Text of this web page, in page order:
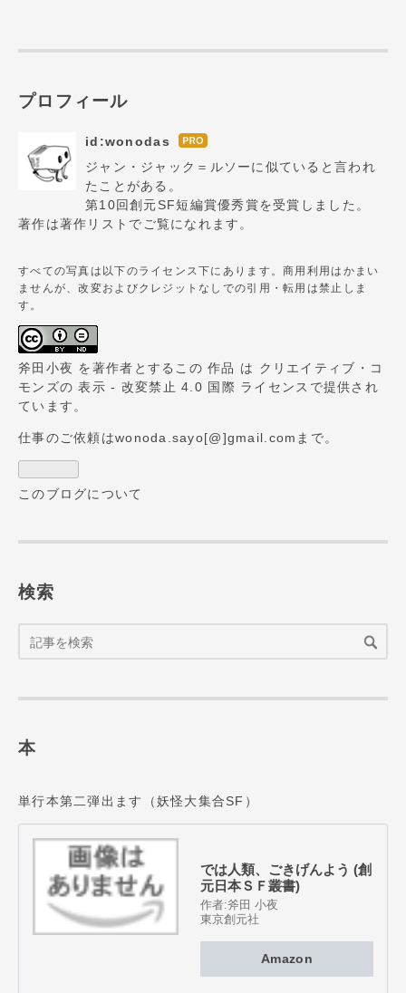
プロフィール
id:wonodas
はて
なブ
Pro
ジャン・ジャック＝ルソーに似ていると言われ
たことがある。
第10回創元SF短編賞優秀賞を受賞しました。
著作は著作リスト でご覧になれます。
すべての写真は以下のライセンス下にあります。商用利用はかまい
ませんが、改変およびクレジットなしでの引用・転用は禁止しま
す。
斧田小夜 を著作者とするこの作品 は クリエイティブ・コ
モンズの 表示 - 改変禁止 4.0 国際 ライセンス で提供され
ています。
仕事のご依頼はwonoda.sayo[@]gmail.comまで。
このブログについて
検索
本
単行本第二弾出ます（妖怪大集合SF）
では人類、ごきげんよう (創
元日本ＳＦ叢書)
作者:斧田 小夜
東京創元社
Amazon